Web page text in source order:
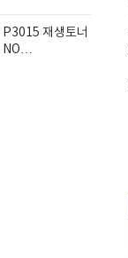
재생토너
NO…